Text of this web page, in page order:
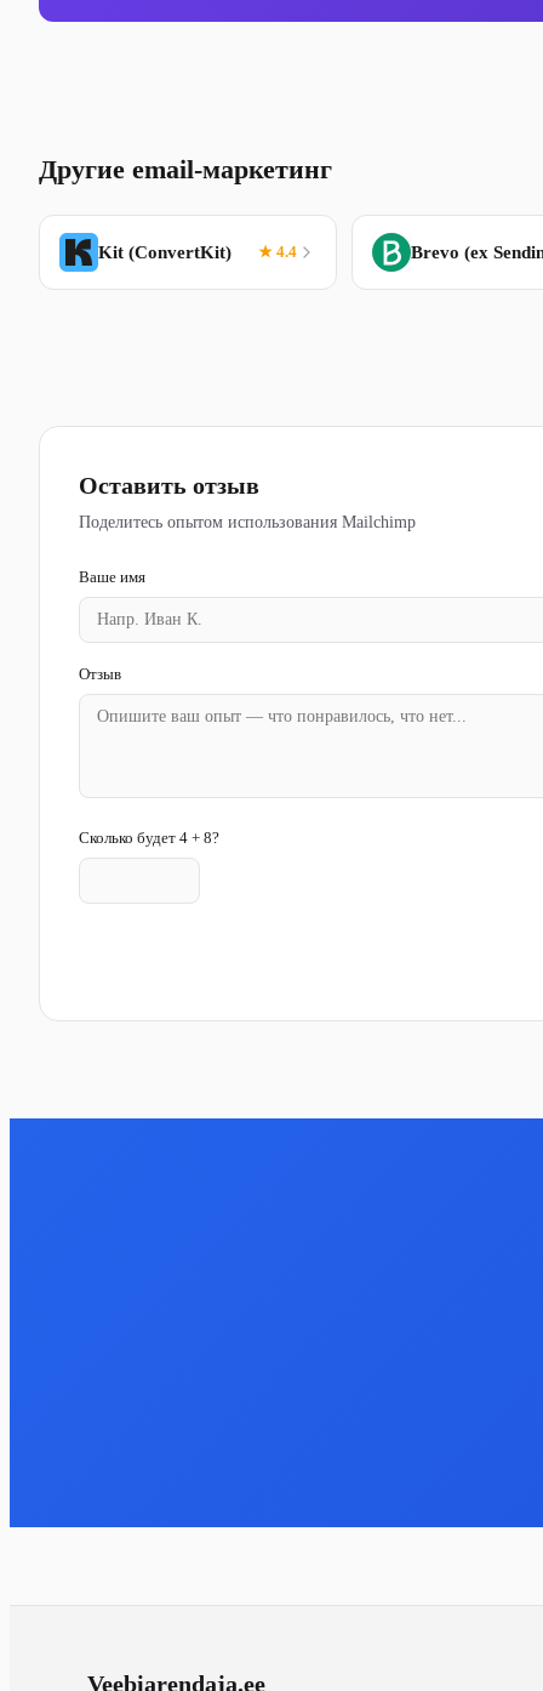
Другие email-маркетинг
Kit (ConvertKit) ★ 4.4
Оставить отзыв
Поделитесь опытом использования Mailchimp
Ваше имя
Отзыв
Сколько будет 4 + 8?
Veebiarendaja.ee